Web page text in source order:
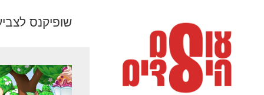
שופיקנס